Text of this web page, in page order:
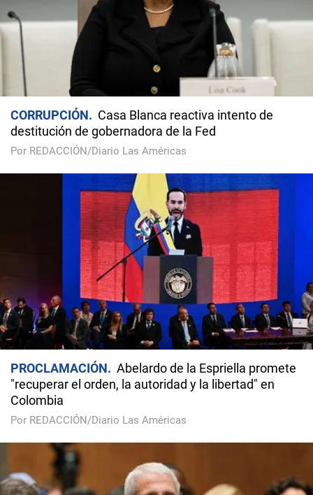
CORRUPCIÓN
Casa Blanca reactiva intento de
destitución de gobernadora de la Fed
Por REDACCIÓN/Diario Las Américas
PROCLAMACIÓN
Abelardo de la Espriella promete
"recuperar el orden, la autoridad y la libertad" en
Colombia
Por REDACCIÓN/Diario Las Américas